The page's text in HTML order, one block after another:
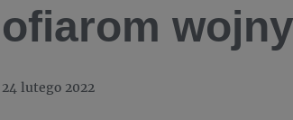
ofiarom
24 lutego 2022